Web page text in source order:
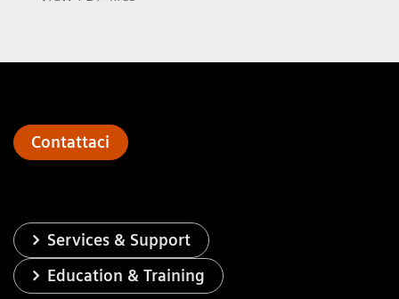
Contattaci
Services & Support
Education & Training